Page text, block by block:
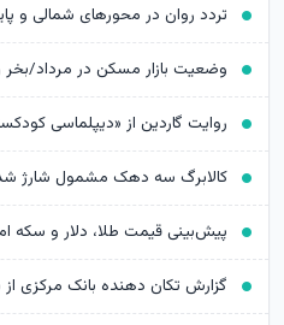
تردد روان در محورهای شمالی و
وضعیت بازار مسکن در مرداد/
روایت گاردین از «دیپلماسی
کالابرگ سه دهک مشمول شارژ